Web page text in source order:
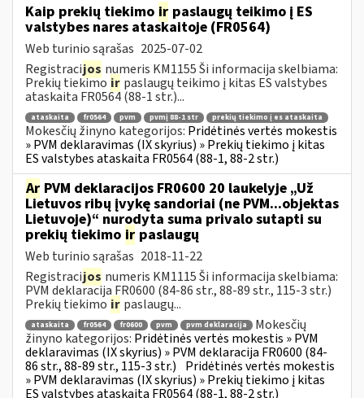
Kaip prekių tiekimo ir paslaugų teikimo į ES
valstybes nares ataskaitoje (FR0564)
Web turinio sąrašas 2025-07-02
Registracijos numeris KM1155 Ši informacija skelbiama:
Prekių tiekimo ir paslaugų teikimo į kitas ES valstybes
ataskaita FR0564 (88-1 str.)...
ataskaita fr0564 pvm pvmį 88-1 str prekių tiekimo į es ataskaita
Mokesčių žinyno kategorijos: Pridėtinės vertės mokestis
» PVM deklaravimas (IX skyrius) » Prekių tiekimo į kitas
ES valstybes ataskaita FR0564 (88-1, 88-2 str.)
Ar PVM deklaracijos FR0600 20 laukelyje „Už
Lietuvos ribų įvykę sandoriai (ne PVM...objektas
Lietuvoje)“ nurodyta suma privalo sutapti su
prekių tiekimo ir paslaugų
Web turinio sąrašas 2018-11-22
Registracijos numeris KM1115 Ši informacija skelbiama:
PVM deklaracija FR0600 (84-86 str., 88-89 str., 115-3 str.)
Prekių tiekimo ir paslaugų...
ataskaita fr0564 fr0600 pvm pvm deklaracija
Mokesčių
žinyno kategorijos: Pridėtinės vertės mokestis » PVM
deklaravimas (IX skyrius) » PVM deklaracija FR0600 (84-
86 str., 88-89 str., 115-3 str.) Pridėtinės vertės mokestis
» PVM deklaravimas (IX skyrius) » Prekių tiekimo į kitas
ES valstybes ataskaita FR0564 (88-1, 88-2 str.)